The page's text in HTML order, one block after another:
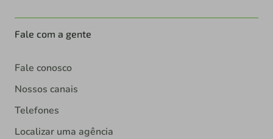
Fale com a gente
Fale conosco
Nossos canais
Telefones
Localizar uma agência